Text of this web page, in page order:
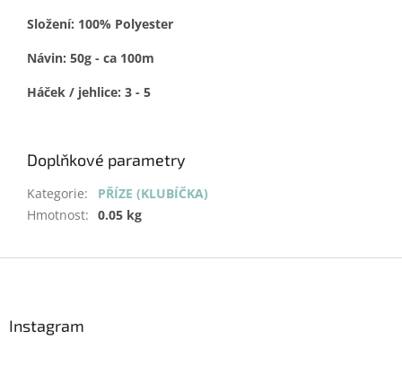
Složení: 100% Polyester
Návin: 50g - ca 100m
Háček / jehlice: 3 - 5
Doplňkové parametry
Kategorie:
PŘÍZE (KLUBÍČKA)
Hmotnost: 0.05 kg
Instagram